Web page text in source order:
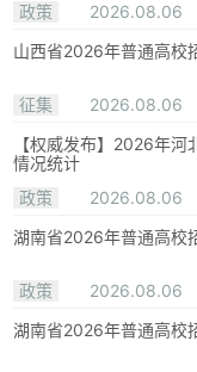
政策
2026.08.06
山西省2026年普通高校
征集 2026.08.06
【权威发布】2026年
情况统计
政策
2026.08.06
湖南省2026年普通高校
政策 2026.08.06
湖南省2026年普通高校